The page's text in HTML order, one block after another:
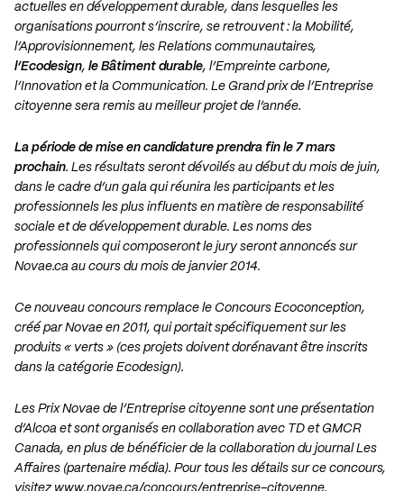
actuelles en développement durable, dans lesquelles les
organisations pourront s’inscrire, se retrouvent : la Mobilité,
l’Approvisionnement, les Relations communautaires,
l’Ecodesign, le Bâtiment durable, l’Empreinte carbone,
l’Innovation et la Communication. Le Grand prix de l’Entreprise
citoyenne sera remis au meilleur projet de l’année.
La période de mise en candidature prendra fin le 7 mars
prochain. Les résultats seront dévoilés au début du mois de juin,
dans le cadre d’un gala qui réunira les participants et les
professionnels les plus influents en matière de responsabilité
sociale et de développement durable. Les noms des
professionnels qui composeront le jury seront annoncés sur
Novae.ca au cours du mois de janvier 2014.
Ce nouveau concours remplace le Concours Ecoconception,
créé par Novae en 2011, qui portait spécifiquement sur les
produits « verts » (ces projets doivent dorénavant être inscrits
dans la catégorie Ecodesign).
Les Prix Novae de l’Entreprise citoyenne sont une présentation
d’Alcoa et sont organisés en collaboration avec TD et GMCR
Canada, en plus de bénéficier de la collaboration du journal Les
Affaires (partenaire média). Pour tous les détails sur ce concours,
visitez www.novae.ca/concours/entreprise-citoyenne.